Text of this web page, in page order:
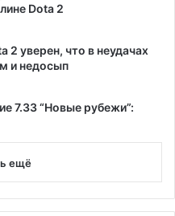
Dota 2
2 уверен, что в неудачах
и недосып
7.33 “Новые рубежи”:
ещё